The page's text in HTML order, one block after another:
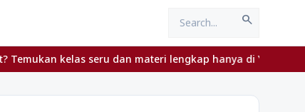
search
seru dan materi lengkap hanya di YukBelajar.com.